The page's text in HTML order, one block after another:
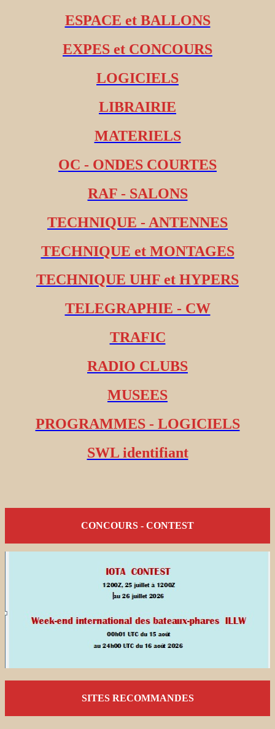
ESPACE et BALLONS
EXPES et CONCOURS
LOGICIELS
LIBRAIRIE
MATERIELS
OC - ONDES COURTES
RAF - SALONS
TECHNIQUE - ANTENNES
TECHNIQUE et MONTAGES
TECHNIQUE UHF et HYPERS
TELEGRAPHIE - CW
TRAFIC
RADIO CLUBS
MUSEES
PROGRAMMES - LOGICIELS
SWL identifiant
CONCOURS - CONTEST
SITES RECOMMANDES